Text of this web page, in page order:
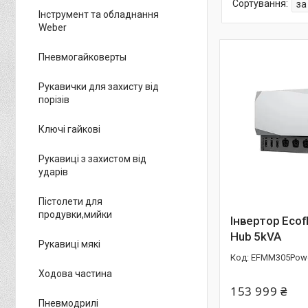
Інвертор
Hub 5kVA
153 999 ₴
Інструмент та обладнання
Weber
Пневмогайковерты
Рукавички для захисту від
порізів
Ключі гайкові
Рукавиці з захистом від
ударів
Пістолети для
продувки,мийки
Рукавиці мякі
Ходова частина
Пневмодрилі